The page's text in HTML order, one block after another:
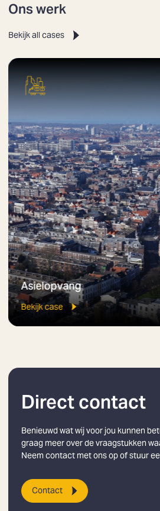
Ons werk
Bekijk all cases
Asielopvang
Bekijk case
Direct contact
Benieuwd wat wij voor jou kunnen
graag meer over de vraagstukken
Neem contact met ons op of stuur
Contact